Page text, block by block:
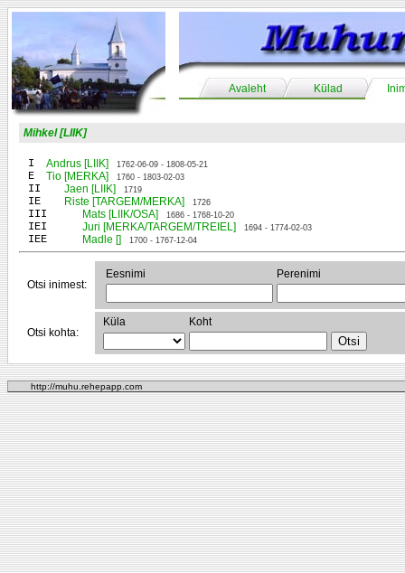
Avaleht Külad
Mihkel [LIIK]
I Andrus [LIIK] 1762-06-09 - 1808-05-21
E Tio [MERKA] 1760 - 1803-02-03
II Jaen [LIIK] 1719
IE Riste [TARGEM/MERKA] 1726
III Mats [LIIK/OSA] 1686 - 1768-10-20
IEI Juri [MERKA/TARGEM/TREIEL] 1694 - 1774-02-03
IEE Madle [] 1700 - 1767-12-04
Otsi inimest:
Eesnimi Perenimi
Otsi kohta:
Küla Koht
http://muhu.rehepapp.com